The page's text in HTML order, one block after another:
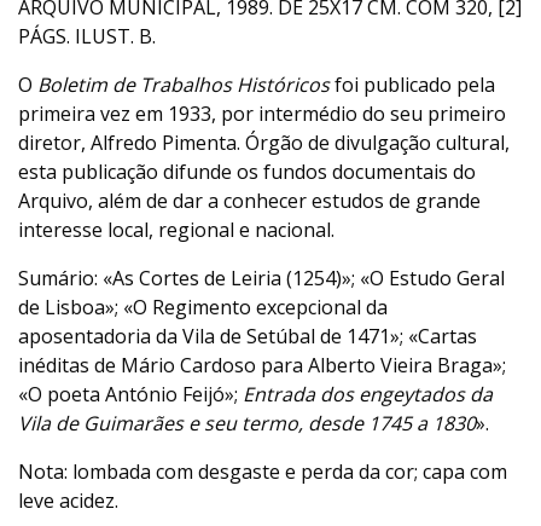
ARQUIVO MUNICIPAL, 1989. DE 25X17 CM. COM 320, [2]
PÁGS. ILUST. B.
O Boletim de Trabalhos Históricosfoi publicado pela
primeira vez em 1933, por intermédio do seu primeiro
diretor, Alfredo Pimenta. Órgão de divulgação cultural,
esta publicação difunde os fundos documentais do
Arquivo, além de dar a conhecer estudos de grande
interesse local, regional e nacional.
Sumário: «As Cortes de Leiria (1254)»; «O Estudo Geral
de Lisboa»; «O Regimento excepcional da
aposentadoria da Vila de Setúbal de 1471»; «Cartas
inéditas de Mário Cardoso para Alberto Vieira Braga»;
«O poeta António Feijó»; Entrada dos engeytados da
Vila de Guimarães e seu termo, desde 1745 a 1830».
Nota: lombada com desgaste e perda da cor; capa com
leve acidez.